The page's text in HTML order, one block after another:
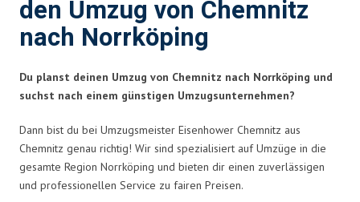
den Umzug von Chemnitz
nach Norrköping
Du planst deinen Umzug von Chemnitz nach Norrköping und
suchst nach einem günstigen Umzugsunternehmen?
Dann bist du bei Umzugsmeister Eisenhower Chemnitz aus
Chemnitz genau richtig! Wir sind spezialisiert auf Umzüge in die
gesamte Region Norrköping und bieten dir einen zuverlässigen
und professionellen Service zu fairen Preisen.